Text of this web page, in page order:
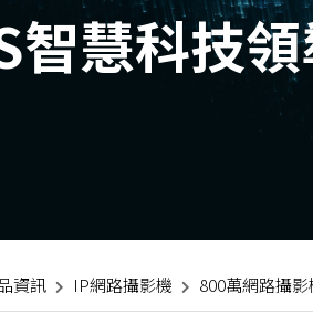
智慧科技
資訊 IP網路攝影機 800萬網路攝影